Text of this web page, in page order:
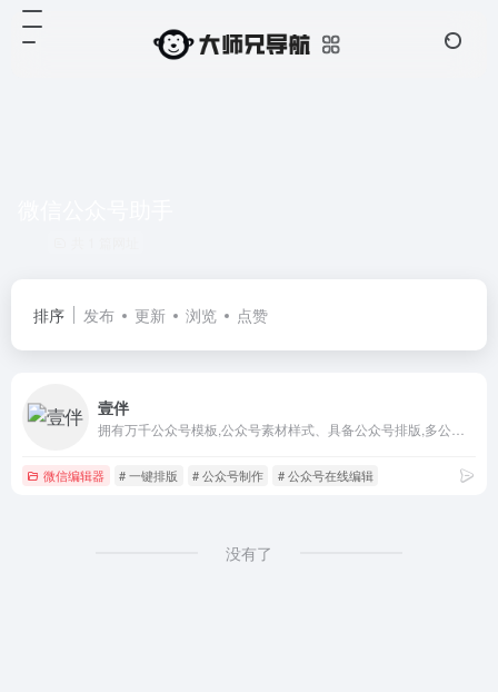
排序 发布 更新 浏览 点赞
壹伴
微信编辑器 # 一键排版 # 公众号制作 # 公众号在线编辑
没有了